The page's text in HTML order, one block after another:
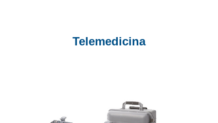
Telemedicina